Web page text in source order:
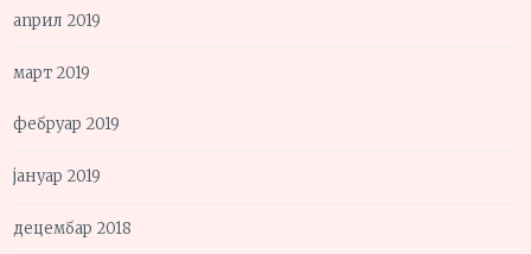
април 2019
март 2019
фебруар 2019
јануар 2019
децембар 2018